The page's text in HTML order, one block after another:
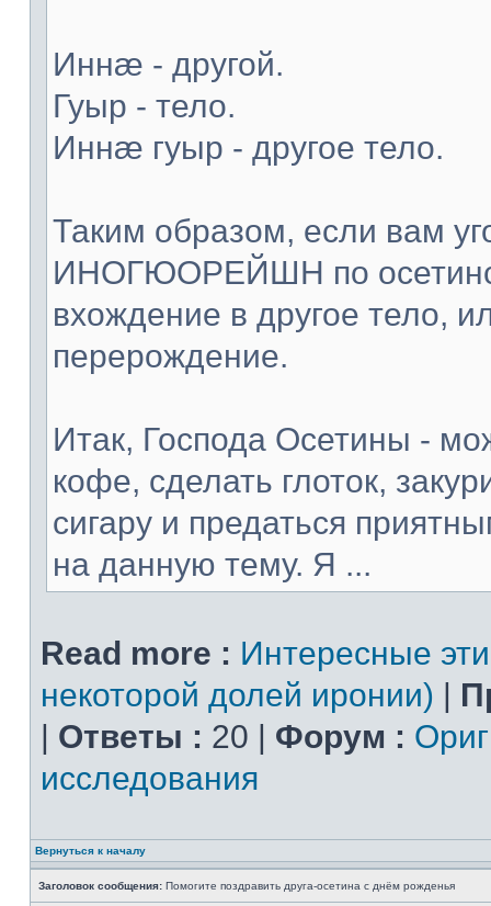
Иннæ - другой.
Гуыр - тело.
Иннæ гуыр - другое тело.
Таким образом, если вам
ИНОГЮОРЕЙШН по
вхождение в другое тело,
перерождение.
Итак, Господа Осетины -
кофе, сделать глоток,
сигару и предаться
на данную тему. Я ...
Read more : Интересные
некоторой долей иронии) |
| Ответы : 20 | Форум :
исследования
Вернуться к началу
Заголовок сообщения: Помогите поздравить друга-осетина с днём рожденья